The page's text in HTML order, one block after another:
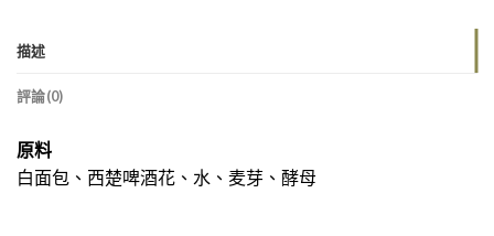
描述
評論(0)
原料
白面包、西楚啤酒花、水、麦芽、酵母